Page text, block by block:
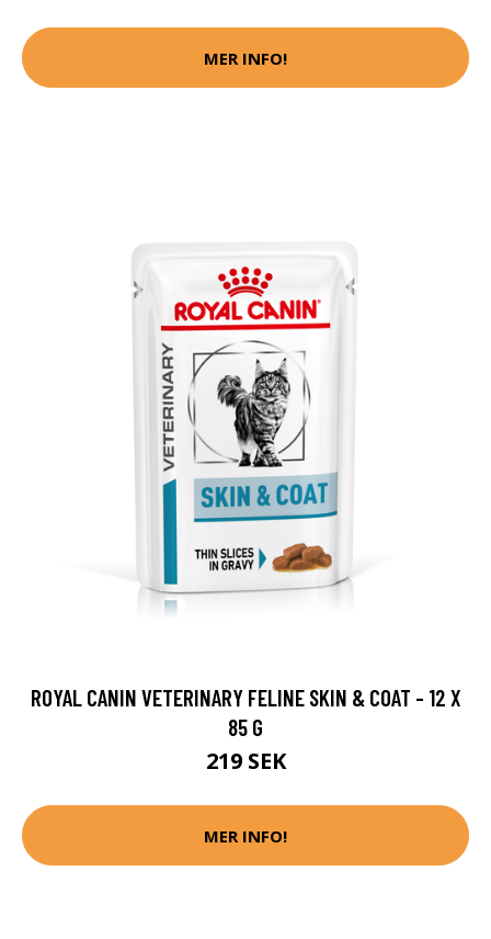
MER INFO!
ROYAL CANIN VETERINARY FELINE SKIN & COAT - 12 X
85 G
219 SEK
MER INFO!